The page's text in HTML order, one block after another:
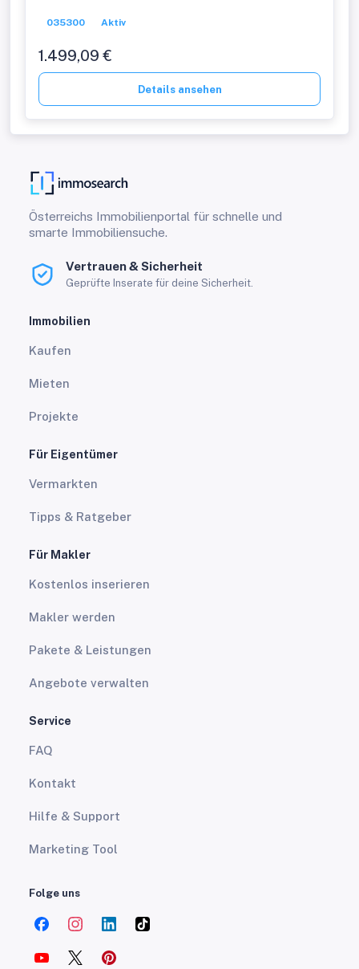
035300 Aktiv
1.499,09 €
Details ansehen
Österreichs Immobilienportal für schnelle und
smarte Immobiliensuche.
Vertrauen & Sicherheit
Geprüfte Inserate für deine Sicherheit.
Immobilien
Kaufen
Mieten
Projekte
Für Eigentümer
Vermarkten
Tipps & Ratgeber
Für Makler
Kostenlos inserieren
Makler werden
Pakete & Leistungen
Angebote verwalten
Service
FAQ
Kontakt
Hilfe & Support
Marketing Tool
Folge uns